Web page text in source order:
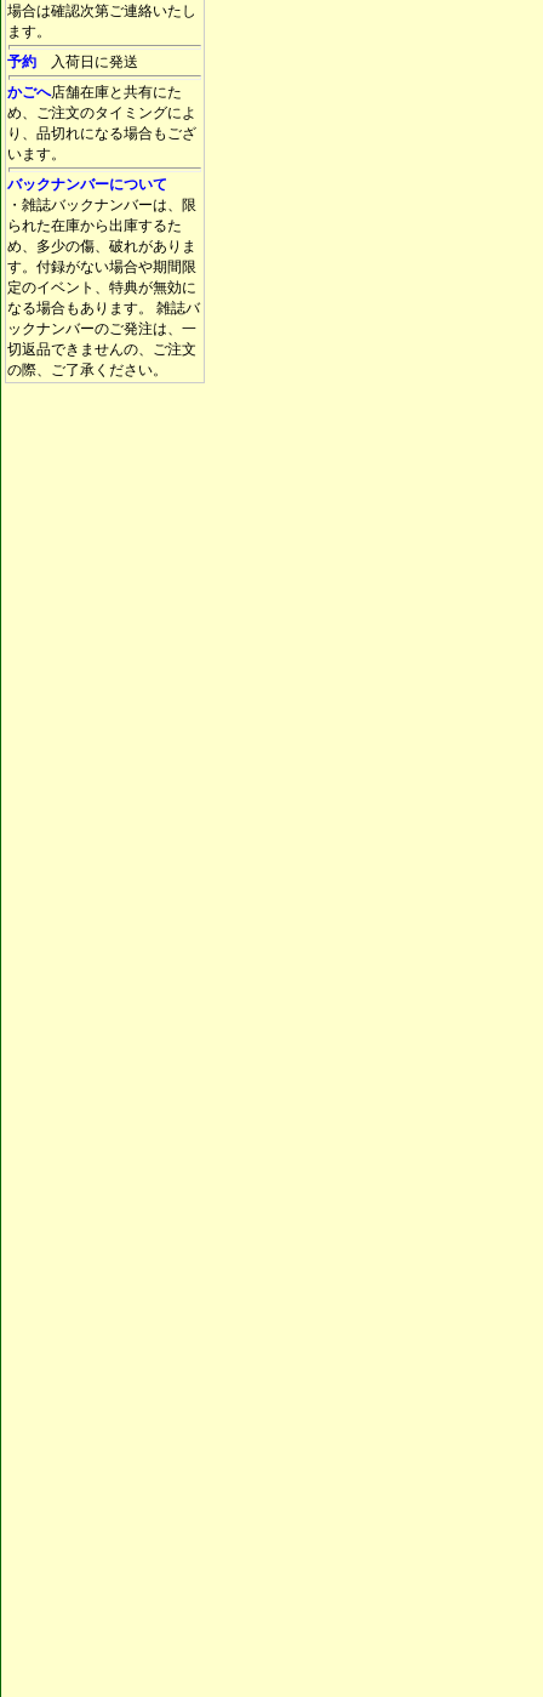
場合は確認次第ご連絡いたし
ます。
予約 入荷日に発送
かごへ店舗在庫と共有にた
め、ご注文のタイミングによ
り、品切れになる場合もござ
います。
バックナンバーについて
・雑誌バックナンバーは、限
られた在庫から出庫するた
め、多少の傷、破れがありま
す。付録がない場合や期間限
定のイベント、特典が無効に
なる場合もあります。 雑誌バ
ックナンバーのご発注は、一
切返品できませんの、ご注文
の際、ご了承ください。